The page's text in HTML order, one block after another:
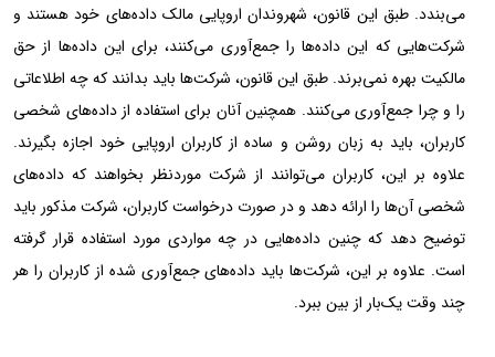
می‌بندد. طبق این قانون، شهروندان اروپایی مالک داده‌های خود هستند و
شرکت‌هایی که این داده‌ها را جمع‌آوری می‌کنند، برای این داده‌ها از حق
مالکیت بهره نمی‌برند. طبق این قانون، شرکت‌ها باید بدانند که چه اطلاعاتی
را و چرا جمع‌آوری می‌کنند. همچنین آنان برای استفاده از داده‌های شخصی
کاربران، باید به زبان روشن و ساده از کاربران اروپایی خود اجازه بگیرند.
علاوه بر این، کاربران می‌توانند از شرکت موردنظر بخواهند که داده‌های
شخصی آن‌ها را ارائه دهد و در صورت درخواست کاربران، شرکت مذکور باید
توضیح دهد که چنین داده‌هایی در چه مواردی مورد استفاده قرار گرفته
است. علاوه بر این، شرکت‌ها باید داده‌های جمع‌آوری شده از کاربران را هر
چند وقت یک‌بار از بین ببرد.